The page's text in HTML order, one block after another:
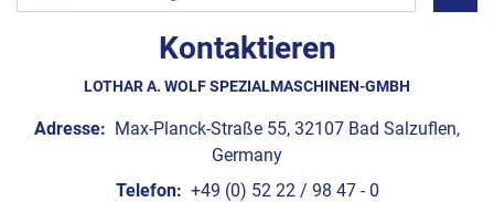
Kontaktieren
LOTHAR A. WOLF SPEZIALMASCHINEN-GMBH
Adresse: Max-Planck-Straße 55, 32107 Bad Salzuflen,
Germany
Telefon: +49 (0) 52 22 / 98 47 - 0